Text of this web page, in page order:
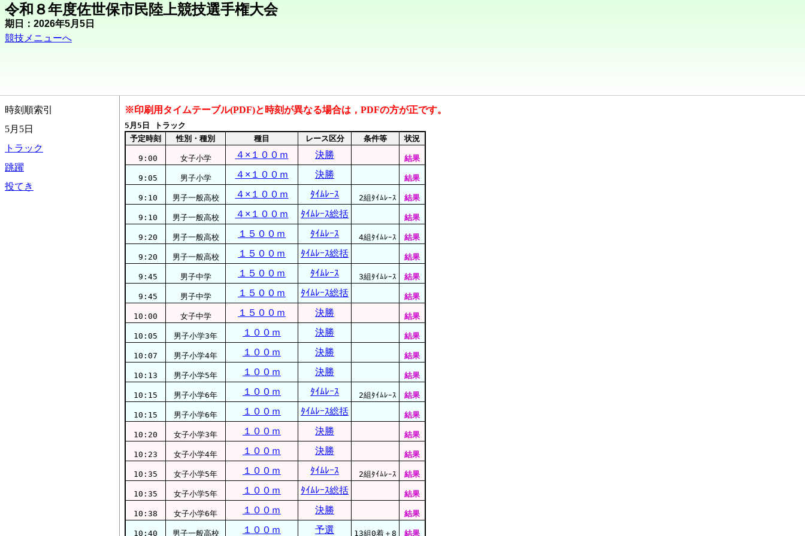
令和８年度佐世保市民陸上競技選手権大会
期日：2026年5月5日
競技メニューへ
時刻順索引
5月5日
トラック
跳躍
投てき
※印刷用タイムテーブル(PDF)と時刻が異なる場合は，PDFの方が正です。
5月5日 トラック
予定時刻
性別・種別 種目 レース区分 条件等 状況
9:00 女子小学 ４×１００ｍ 決勝 結果
9:05 男子小学 ４×１００ｍ 決勝 結果
9:10 男子一般高校 ４×１００ｍ ﾀｲﾑﾚｰｽ 2組ﾀｲﾑﾚｰｽ 結果
9:10 男子一般高校 ４×１００ｍ ﾀｲﾑﾚｰｽ総括 結果
9:20 男子一般高校 １５００ｍ ﾀｲﾑﾚｰｽ 4組ﾀｲﾑﾚｰｽ 結果
9:20 男子一般高校 １５００ｍ ﾀｲﾑﾚｰｽ総括 結果
9:45 男子中学 １５００ｍ ﾀｲﾑﾚｰｽ 3組ﾀｲﾑﾚｰｽ 結果
9:45 男子中学 １５００ｍ ﾀｲﾑﾚｰｽ総括 結果
10:00 女子中学 １５００ｍ 決勝 結果
10:05 男子小学3年 １００ｍ 決勝 結果
10:07 男子小学4年 １００ｍ 決勝 結果
10:13 男子小学5年 １００ｍ 決勝 結果
10:15 男子小学6年 １００ｍ ﾀｲﾑﾚｰｽ 2組ﾀｲﾑﾚｰｽ 結果
10:15 男子小学6年 １００ｍ ﾀｲﾑﾚｰｽ総括 結果
10:20 女子小学3年 １００ｍ 決勝 結果
10:23 女子小学4年 １００ｍ 決勝 結果
10:35 女子小学5年 １００ｍ ﾀｲﾑﾚｰｽ 2組ﾀｲﾑﾚｰｽ 結果
10:35 女子小学5年 １００ｍ ﾀｲﾑﾚｰｽ総括 結果
10:38 女子小学6年 １００ｍ 決勝 結果
10:40 男子一般高校 １００ｍ 予選 13組0着＋8 結果